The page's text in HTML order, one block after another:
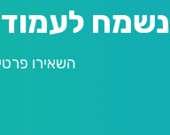
נשמח
השאירו